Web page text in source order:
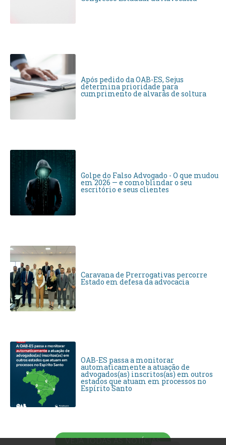
Após pedido da OAB-ES, Sejus
determina prioridade para
cumprimento de alvarás de soltura
Golpe do Falso Advogado - O que mudou
em 2026 — e como blindar o seu
escritório e seus clientes
Caravana de Prerrogativas percorre
Estado em defesa da advocacia
OAB-ES passa a monitorar
automaticamente a atuação de
advogados(as) inscritos(as) em outros
estados que atuam em processos no
Espírito Santo
VEJA TODAS AS NOTÍCIAS